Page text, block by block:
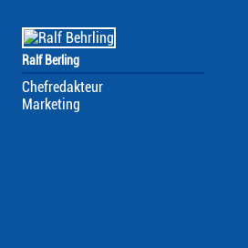
Ralf Berling
Chefredakteur
Marketing